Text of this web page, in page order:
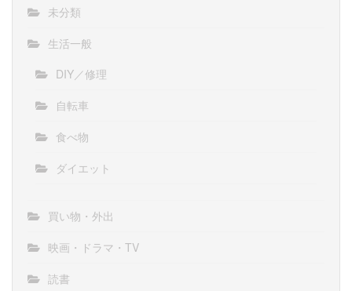
未分類
生活一般
DIY／修理
自転車
食べ物
ダイエット
買い物・外出
映画・ドラマ・TV
読書